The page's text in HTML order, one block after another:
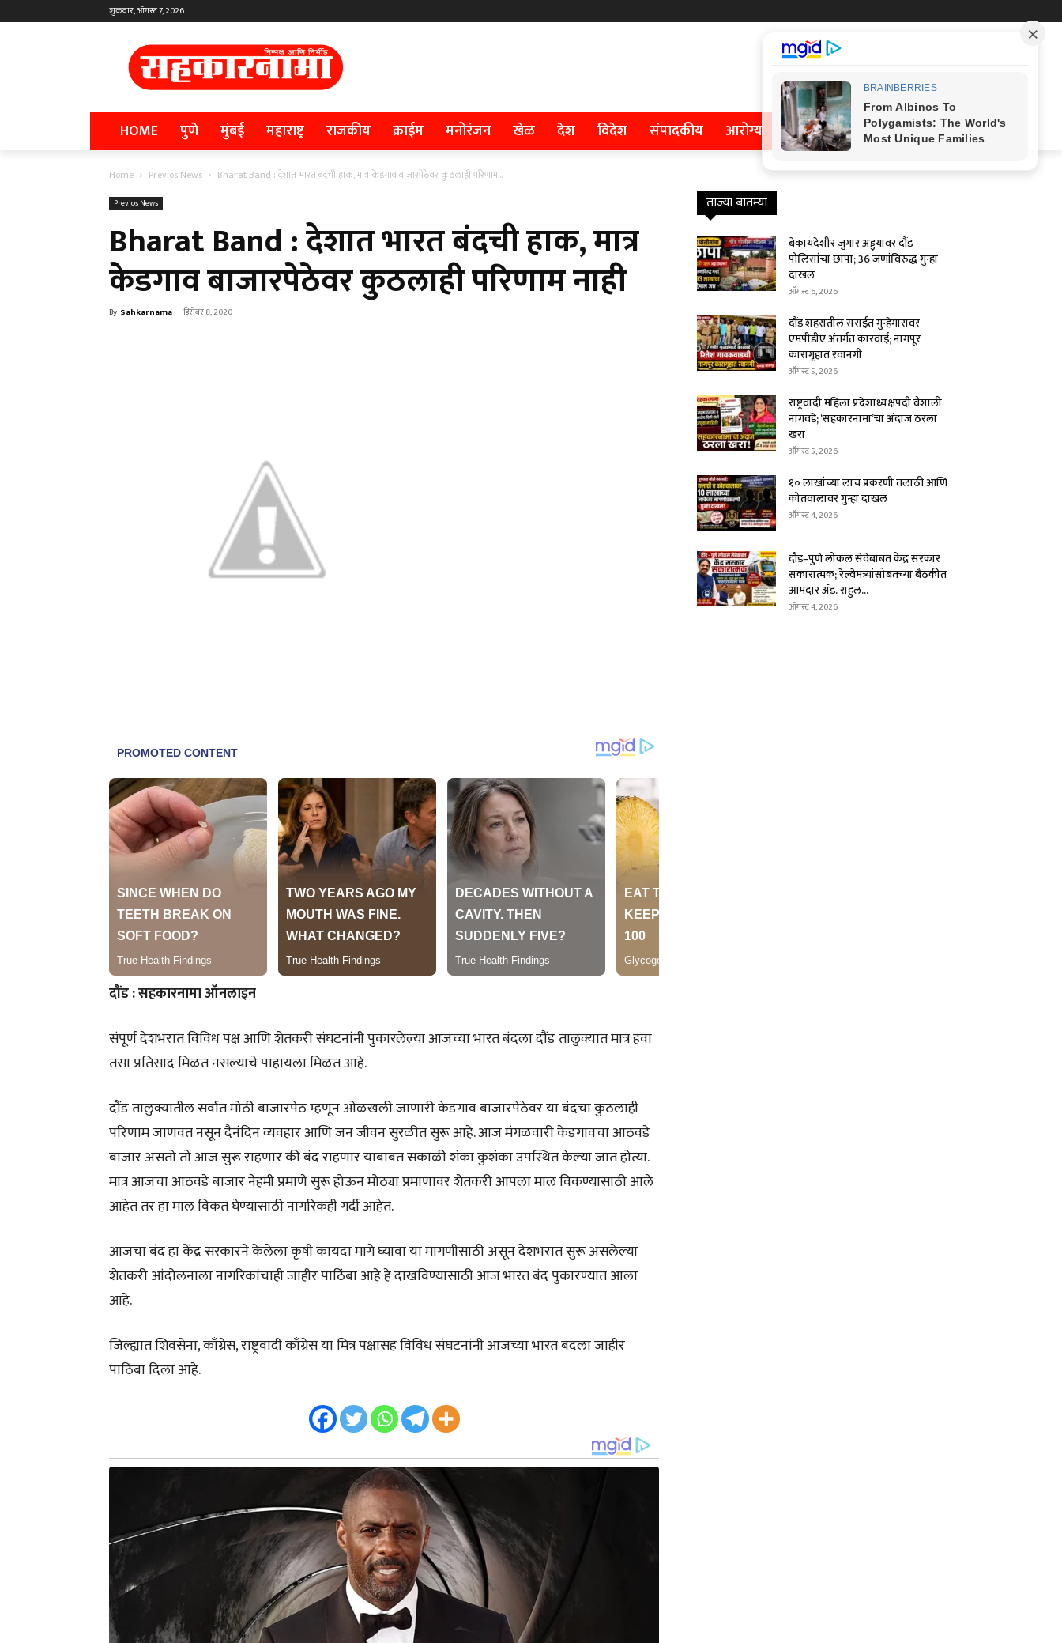
शुक्रवार, ऑगस्ट 7, 2026
HOME पुणे मुंबई महाराष्ट्र राजकीय क्राईम मनोरंजन खेळ देश विदेश संपादकीय आरोग्य
Home Previos News Bharat Band : देशात भारत बंदची हाक, मात्र केडगाव बाजारपेठेवर कुठलाही परिणाम...
Previos News
Bharat Band : देशात भारत बंदची हाक, मात्र
केडगाव बाजारपेठेवर कुठलाही परिणाम नाही
By Sahkarnama - डिसेंबर 8, 2020
दौंड : सहकारनामा ऑनलाइन
संपूर्ण देशभरात विविध पक्ष आणि शेतकरी संघटनांनी पुकारलेल्या आजच्या भारत बंदला दौंड तालुक्यात मात्र हवा
तसा प्रतिसाद मिळत नसल्याचे पाहायला मिळत आहे.
दौंड तालुक्यातील सर्वात मोठी बाजारपेठ म्हणून ओळखली जाणारी केडगाव बाजारपेठेवर या बंदचा कुठलाही
परिणाम जाणवत नसून दैनंदिन व्यवहार आणि जन जीवन सुरळीत सुरू आहे. आज मंगळवारी केडगावचा आठवडे
बाजार असतो तो आज सुरू राहणार की बंद राहणार याबाबत सकाळी शंका कुशंका उपस्थित केल्या जात होत्या.
मात्र आजचा आठवडे बाजार नेहमी प्रमाणे सुरू होऊन मोठ्या प्रमाणावर शेतकरी आपला माल विकण्यासाठी आले
आहेत तर हा माल विकत घेण्यासाठी नागरिकही गर्दी आहेत.
आजचा बंद हा केंद्र सरकारने केलेला कृषी कायदा मागे घ्यावा या मागणीसाठी असून देशभरात सुरू असलेल्या
शेतकरी आंदोलनाला नागरिकांचाही जाहीर पाठिंबा आहे हे दाखविण्यासाठी आज भारत बंद पुकारण्यात आला
आहे.
जिल्ह्यात शिवसेना, काँग्रेस, राष्ट्रवादी काँग्रेस या मित्र पक्षांसह विविध संघटनांनी आजच्या भारत बंदला जाहीर
पाठिंबा दिला आहे.
ताज्या बातम्या
बेकायदेशीर जुगार अड्ड्यावर दौंड
पोलिसांचा छापा; 36 जणांविरुद्ध गुन्हा
दाखल
ऑगस्ट 6, 2026
दौंड शहरातील सराईत गुन्हेगारावर
एमपीडीए अंतर्गत कारवाई; नागपूर
कारागृहात रवानगी
ऑगस्ट 5, 2026
राष्ट्रवादी महिला प्रदेशाध्यक्षपदी वैशाली
नागवडे; ‘सहकारनामा’चा अंदाज ठरला
खरा
ऑगस्ट 5, 2026
१० लाखांच्या लाच प्रकरणी तलाठी आणि
कोतवालावर गुन्हा दाखल
ऑगस्ट 4, 2026
दौंड–पुणे लोकल सेवेबाबत केंद्र सरकार
सकारात्मक; रेल्वेमंत्र्यांसोबतच्या बैठकीत
आमदार ॲड. राहुल...
ऑगस्ट 4, 2026